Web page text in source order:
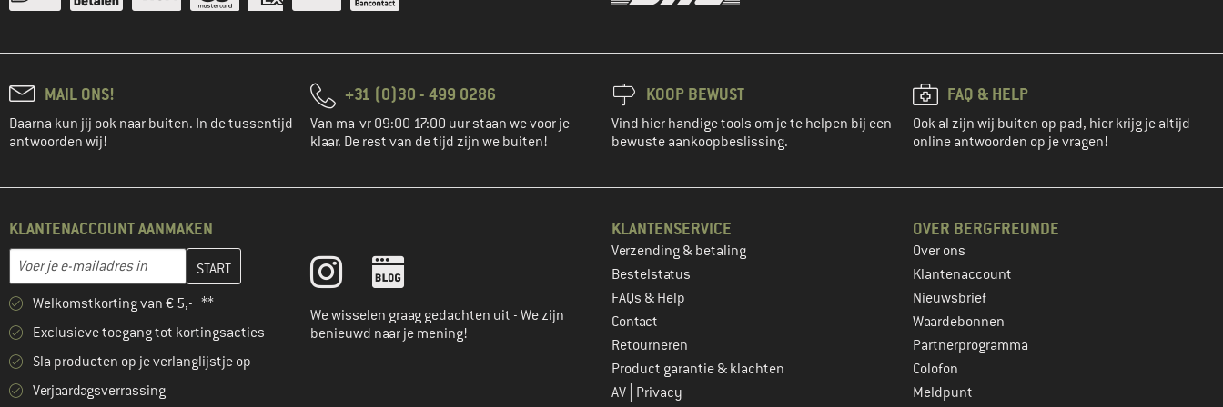
MAIL ONS!
Daarna kun jij ook naar buiten. In de tussentijd
antwoorden wij!
+31 (0)30 - 499 0286
Van ma-vr 09:00-17:00 uur staan we voor je
klaar. De rest van de tijd zijn we buiten!
KOOP BEWUST
Vind hier handige tools om je te helpen bij een
bewuste aankoopbeslissing.
FAQ & HELP
Ook al zijn wij buiten op pad, hier krijg je altijd
online antwoorden op je vragen!
KLANTENACCOUNT AANMAKEN
E-mailadres
Vul je e-mailadres hier in en maak in de volgende stap je klantenaccount aan
Welkomstkorting van € 5,- **
Exclusieve toegang tot kortingsacties
Sla producten op je verlanglijstje op
Verjaardagsverrassing
We wisselen graag gedachten uit - We zijn
benieuwd naar je mening!
KLANTENSERVICE
Verzending & betaling
Bestelstatus
FAQs & Help
Contact
Retourneren
Product garantie & klachten
AV Privacy
OVER BERGFREUNDE
Over ons
Klantenaccount
Nieuwsbrief
Waardebonnen
Partnerprogramma
Colofon
Meldpunt